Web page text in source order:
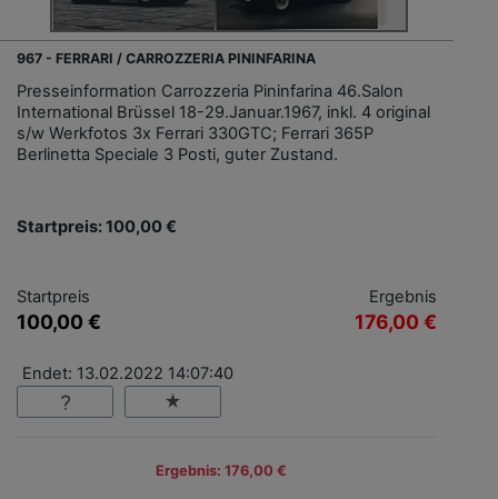
967 - FERRARI / CARROZZERIA PININFARINA
Presseinformation Carrozzeria Pininfarina 46.Salon
International Brüssel 18-29.Januar.1967, inkl. 4 original
s/w Werkfotos 3x Ferrari 330GTC; Ferrari 365P
Berlinetta Speciale 3 Posti, guter Zustand.
Startpreis: 100,00 €
Startpreis
100,00 €
Ergebnis
176,00 €
Endet: 13.02.2022 14:07:40
Ergebnis: 176,00 €